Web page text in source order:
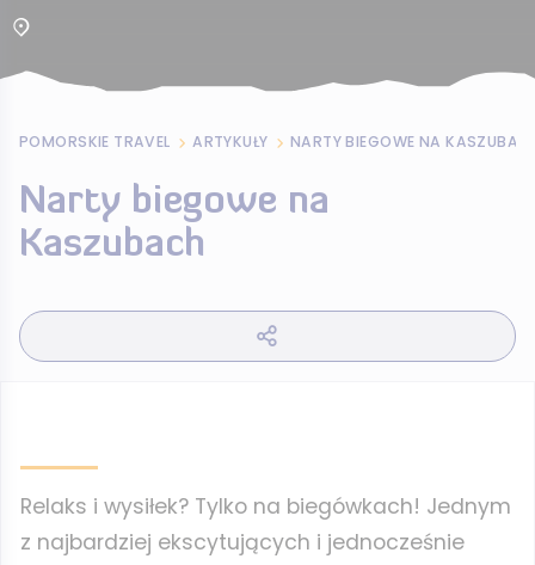
POMORSKIE TRAVEL ARTYKUŁY NARTY BIEGOWE NA
Narty biegowe na
Kaszubach
Relaks i wysiłek? Tylko na biegówkach! Jednym
z najbardziej ekscytujących i jednocześnie